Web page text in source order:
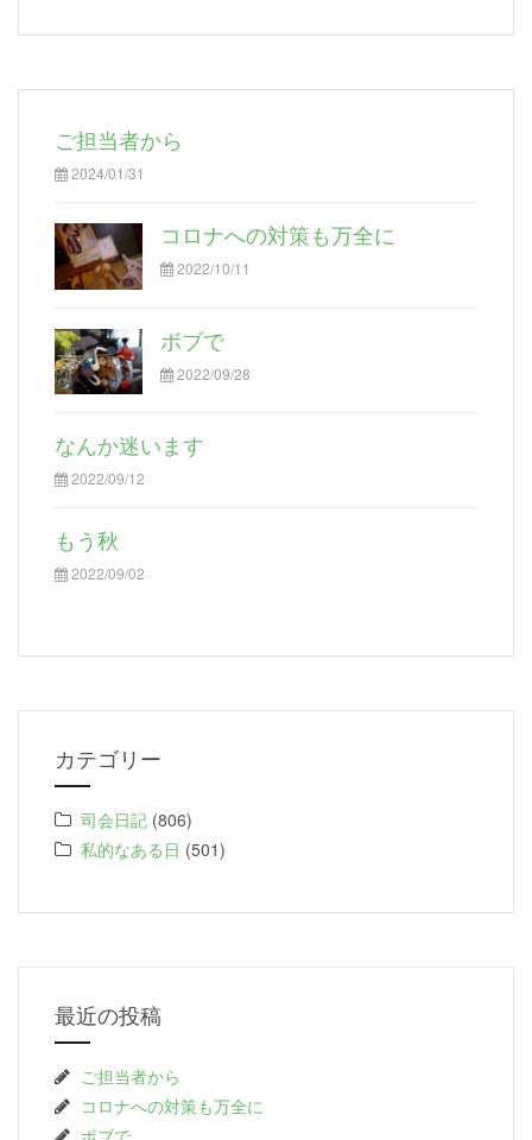
ご担当者から
2024/01/31
コロナへの対策も万全に
2022/10/11
ボブで
2022/09/28
なんか迷います
2022/09/12
もう秋
2022/09/02
カテゴリー
司会日記 (806)
私的なある日 (501)
最近の投稿
ご担当者から
コロナへの対策も万全に